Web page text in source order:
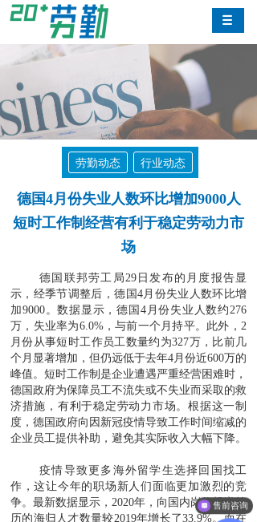
劳勤动态 行业动态
德国4月份失业人数环比增加9000人
短时工作制经营有利于稳定劳动力市
场
德国联邦劳工局29日发布的月度报告显
示，经季节调整后，德国4月份失业人数环比增
加9000。数据显示，德国4月份失业人数约276
万，失业率为6.0%，与前一个月持平。此外，2
月份从事短时工作员工数量约为327万，比前几
个月显著增加，但仍远低于去年4月份近600万的
峰值。短时工作制是企业遭遇严重经营困难时，
德国政府为保障员工不流失或不失业而采取的救
济措施，有利于稳定劳动力市场。根据这一制
度，德国政府向因新冠疫情导致工作时间缩减的
企业员工提供补助，避免其实际收入大幅下降。
疫情导致更多海外留学生选择回国找工
作，这让今年的职场新人们面临更加激烈的竞
争。最新数据显示，2020年，向国内岗位投递简
历的海归人才数量较2019年增长了33.9%。而在
售前咨询